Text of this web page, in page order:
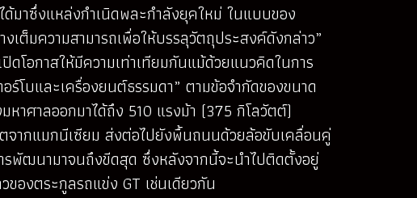
ด้มาซึ่งแหล่งกำเนิดพละกำลังยุคใหม่ ในแบบของ
มความสามารถเพื่อให้บรรลุวัตถุประสงค์ดังกล่าว”
ดโอกาสให้มีความเท่าเทียมกันแม้ด้วยแนวคิดในการ
บและเครื่องยนต์ธรรมดา” ตามข้อจำกัดของขนาด
ศาลออกมาได้ถึง 510 แรงม้า (375 กิโลวัตต์)
กแมกนีเซียม ส่งต่อไปยังพื้นถนนด้วยล้อขับเคลื่อนคู่
ฒนามาจนถึงขีดสุด ซึ่งหลังจากนี้จะนำไปติดตั้งอยู่
องตระกูลรถแข่ง GT เช่นเดียวกัน